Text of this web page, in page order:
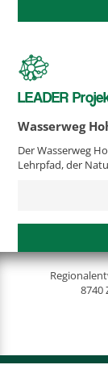
LEADER
Wasserweg
Der Wasserweg
Lehrpfad, der
8740